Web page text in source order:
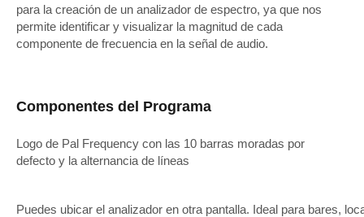
para la creación de un analizador de espectro, ya que nos
permite identificar y visualizar la magnitud de cada
componente de frecuencia en la señal de audio.
Componentes del Programa
Logo de Pal Frequency con las 10 barras moradas por
defecto y la alternancia de líneas
Puedes ubicar el analizador en otra pantalla. Ideal para bares,